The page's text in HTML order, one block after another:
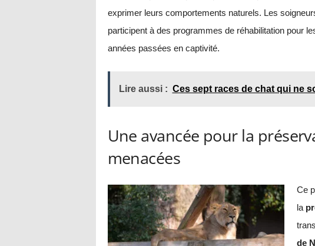
exprimer leurs comportements naturels. Les
participent à des programmes de réhabilitation pour
années passées en captivité.
Lire aussi : Ces sept races de chat qui ne
Une avancée pour la
menacées
Ce
la
de